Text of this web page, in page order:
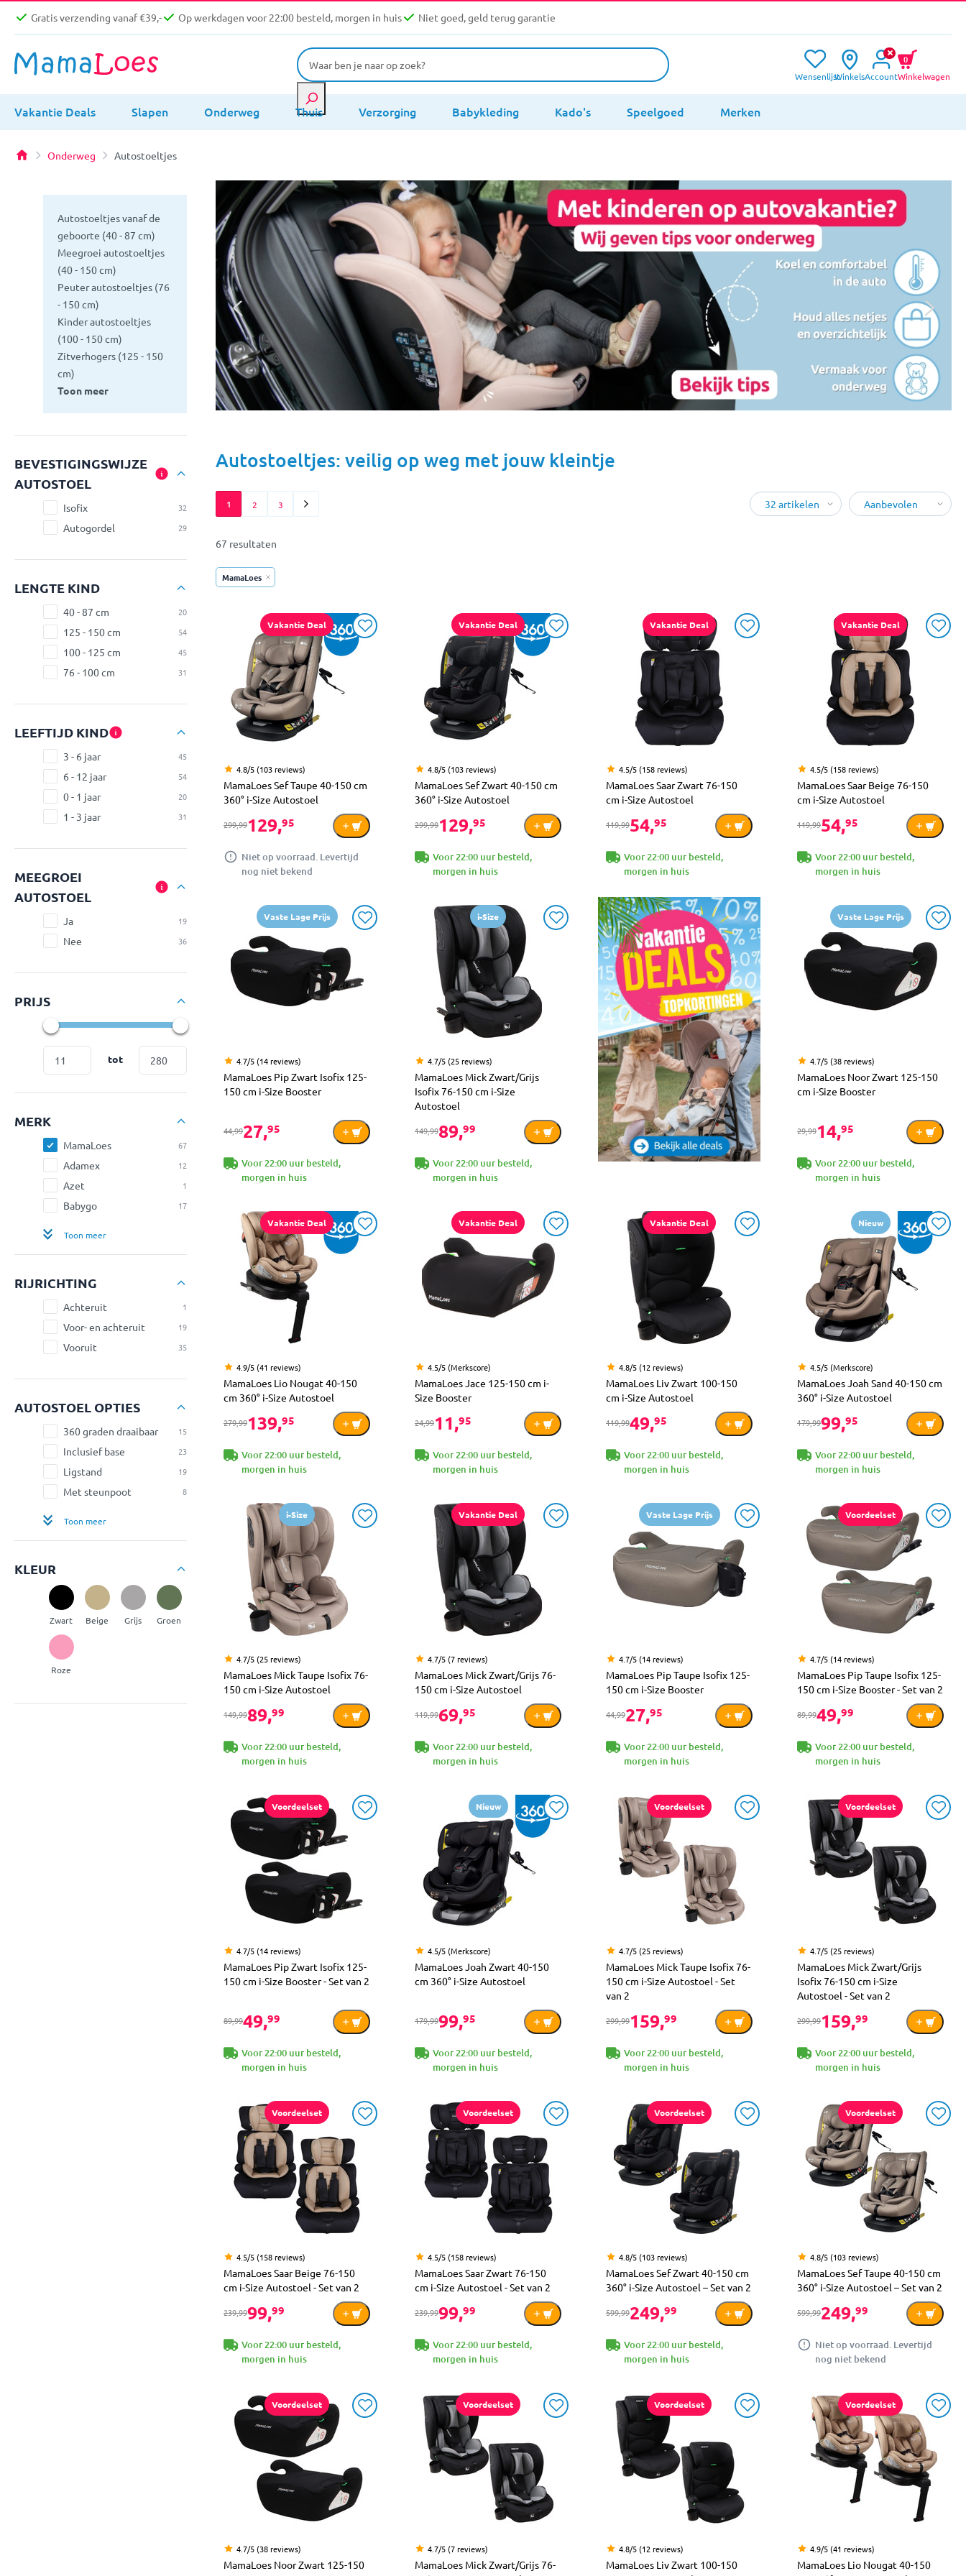
Gratis verzending vanaf €39,- Op werkdagen voor 22:00 besteld, morgen in huis Niet goed, geld terug garantie
WensenlijstWinkelsAccountWinkelwagen
0
Vakantie Deals Slapen Onderweg Thuis Verzorging Babykleding Kado's Speelgoed Merken
Onderweg Autostoeltjes
Autostoeltjes vanaf de
geboorte (40 - 87 cm)
Meegroei autostoeltjes
(40 - 150 cm)
Peuter autostoeltjes (76
- 150 cm)
Kinder autostoeltjes
(100 - 150 cm)
Zitverhogers (125 - 150
cm)
Toon meer
BEVESTIGINGSWIJZE
AUTOSTOEL
Isofix 32
Autogordel 29
LENGTE KIND
40 - 87 cm 20
125 - 150 cm 54
100 - 125 cm 45
76 - 100 cm 31
LEEFTIJD KIND
3 - 6 jaar 45
6 - 12 jaar 54
0 - 1 jaar 20
1 - 3 jaar 31
MEEGROEI
AUTOSTOEL
Ja 19
Nee 36
PRIJS
tot
MERK
MamaLoes 67
Adamex 12
Azet 1
Babygo 17
Toon meer
RIJRICHTING
Achteruit 1
Voor- en achteruit 19
Vooruit 35
AUTOSTOEL OPTIES
360 graden draaibaar 15
Inclusief base 23
Ligstand 19
Met steunpoot 8
Toon meer
KLEUR
Zwart Beige Grijs Groen
Roze
Autostoeltjes: veilig op weg met jouw kleintje
1 2 3
67 resultaten
MamaLoes
Vakantie Deal
4.8/5 (103 reviews)
MamaLoes Sef Taupe 40-150 cm
360° i-Size Autostoel
299,99129,95
Niet op voorraad. Levertijd
nog niet bekend
Vakantie Deal
4.8/5 (103 reviews)
MamaLoes Sef Zwart 40-150 cm
360° i-Size Autostoel
299,99129,95
Voor 22:00 uur besteld,
morgen in huis
Vakantie Deal
4.5/5 (158 reviews)
MamaLoes Saar Zwart 76-150
cm i-Size Autostoel
119,9954,95
Voor 22:00 uur besteld,
morgen in huis
Vakantie Deal
4.5/5 (158 reviews)
MamaLoes Saar Beige 76-150
cm i-Size Autostoel
119,9954,95
Voor 22:00 uur besteld,
morgen in huis
Vaste Lage Prijs
4.7/5 (14 reviews)
MamaLoes Pip Zwart Isofix 125-
150 cm i-Size Booster
44,9927,95
Voor 22:00 uur besteld,
morgen in huis
i-Size
4.7/5 (25 reviews)
MamaLoes Mick Zwart/Grijs
Isofix 76-150 cm i-Size
Autostoel
149,9989,99
Voor 22:00 uur besteld,
morgen in huis
Vaste Lage Prijs
4.7/5 (38 reviews)
MamaLoes Noor Zwart 125-150
cm i-Size Booster
29,9914,95
Voor 22:00 uur besteld,
morgen in huis
Vakantie Deal
4.9/5 (41 reviews)
MamaLoes Lio Nougat 40-150
cm 360° i-Size Autostoel
279,99139,95
Voor 22:00 uur besteld,
morgen in huis
Vakantie Deal
4.5/5 (Merkscore)
MamaLoes Jace 125-150 cm i-
Size Booster
24,9911,95
Voor 22:00 uur besteld,
morgen in huis
Vakantie Deal
4.8/5 (12 reviews)
MamaLoes Liv Zwart 100-150
cm i-Size Autostoel
119,9949,95
Voor 22:00 uur besteld,
morgen in huis
Nieuw
4.5/5 (Merkscore)
MamaLoes Joah Sand 40-150 cm
360° i-Size Autostoel
179,9999,95
Voor 22:00 uur besteld,
morgen in huis
i-Size
4.7/5 (25 reviews)
MamaLoes Mick Taupe Isofix 76-
150 cm i-Size Autostoel
149,9989,99
Voor 22:00 uur besteld,
morgen in huis
Vakantie Deal
4.7/5 (7 reviews)
MamaLoes Mick Zwart/Grijs 76-
150 cm i-Size Autostoel
119,9969,95
Voor 22:00 uur besteld,
morgen in huis
Vaste Lage Prijs
4.7/5 (14 reviews)
MamaLoes Pip Taupe Isofix 125-
150 cm i-Size Booster
44,9927,95
Voor 22:00 uur besteld,
morgen in huis
Voordeelset
4.7/5 (14 reviews)
MamaLoes Pip Taupe Isofix 125-
150 cm i-Size Booster - Set van 2
89,9949,99
Voor 22:00 uur besteld,
morgen in huis
Voordeelset
4.7/5 (14 reviews)
MamaLoes Pip Zwart Isofix 125-
150 cm i-Size Booster - Set van 2
89,9949,99
Voor 22:00 uur besteld,
morgen in huis
Nieuw
4.5/5 (Merkscore)
MamaLoes Joah Zwart 40-150
cm 360° i-Size Autostoel
179,9999,95
Voor 22:00 uur besteld,
morgen in huis
Voordeelset
4.7/5 (25 reviews)
MamaLoes Mick Taupe Isofix 76-
150 cm i-Size Autostoel - Set
van 2
299,99159,99
Voor 22:00 uur besteld,
morgen in huis
Voordeelset
4.7/5 (25 reviews)
MamaLoes Mick Zwart/Grijs
Isofix 76-150 cm i-Size
Autostoel - Set van 2
299,99159,99
Voor 22:00 uur besteld,
morgen in huis
Voordeelset
4.5/5 (158 reviews)
MamaLoes Saar Beige 76-150
cm i-Size Autostoel - Set van 2
239,9999,99
Voor 22:00 uur besteld,
morgen in huis
Voordeelset
4.5/5 (158 reviews)
MamaLoes Saar Zwart 76-150
cm i-Size Autostoel - Set van 2
239,9999,99
Voor 22:00 uur besteld,
morgen in huis
Voordeelset
4.8/5 (103 reviews)
MamaLoes Sef Zwart 40-150 cm
360° i-Size Autostoel – Set van 2
599,99249,99
Voor 22:00 uur besteld,
morgen in huis
Voordeelset
4.8/5 (103 reviews)
MamaLoes Sef Taupe 40-150 cm
360° i-Size Autostoel – Set van 2
599,99249,99
Niet op voorraad. Levertijd
nog niet bekend
Voordeelset
4.7/5 (38 reviews)
MamaLoes Noor Zwart 125-150
Voordeelset
4.7/5 (7 reviews)
MamaLoes Mick Zwart/Grijs 76-
Voordeelset
4.8/5 (12 reviews)
MamaLoes Liv Zwart 100-150
Voordeelset
4.9/5 (41 reviews)
MamaLoes Lio Nougat 40-150